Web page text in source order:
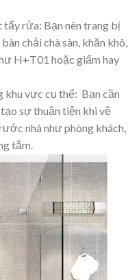
tẩy rửa: Bạn nên trang bị
chải chà sàn, khăn khô,
H+T01 hoặc giấm hay
khu vực cụ thể: Bạn cần
sự thuận tiện khi vệ
nhà như phòng khách,
tắm.